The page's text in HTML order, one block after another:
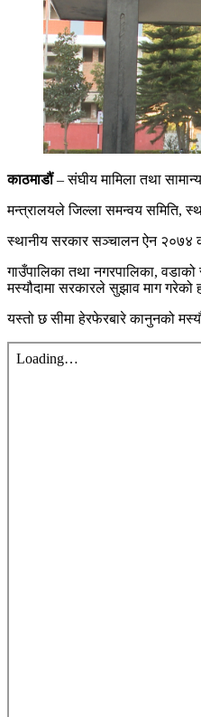
काठमाडौं– संघीय मामिला तथा
मन्त्रालयले जिल्ला समन्वय समिति,
स्थानीय सरकार सञ्चालन ऐन २०७४
गाउँपालिका तथा नगरपालिका,
मस्यौदामा सरकारले सुझाव माग गरेको
यस्तो छ सीमा हेरफेरबारे कानुनको